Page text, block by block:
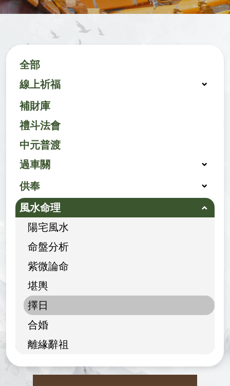
全部
線上祈福
補財庫
禮斗法會
中元普渡
過車關
供奉
風水命理
陽宅風水
命盤分析
紫微論命
堪輿
擇日
合婚
離緣辭祖